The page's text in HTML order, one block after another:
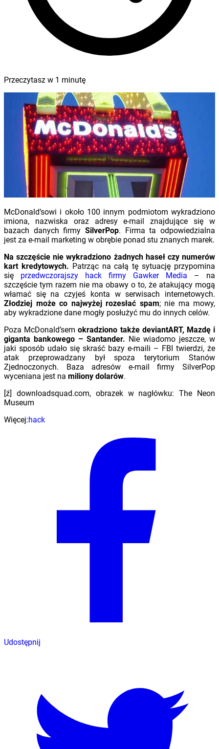
Przeczytasz w 1 minutę
McDonald’sowi i około 100 innym podmiotom wykradziono
imiona, nazwiska oraz adresy e-mail znajdujące się w
bazach danych firmy SilverPop. Firma ta odpowiedzialna
jest za e-mail marketing w obrębie ponad stu znanych marek.
Na szczęście nie wykradziono żadnych haseł czy numerów
kart kredytowych. Patrząc na całą tę sytuację przypomina
się przedwczorajszy hack firmy Gawker Media – na
szczęście tym razem nie ma obawy o to, że atakujący mogą
włamać się na czyjeś konta w serwisach internetowych.
Złodziej może co najwyżej rozesłać spam; nie ma mowy,
aby wykradzione dane mogły posłużyć mu do innych celów.
Poza McDonald’semokradziono także deviantART, Mazdę i
giganta bankowego – Santander. Nie wiadomo jeszcze, w
jaki sposób udało się skraść bazy e-maili – FBI twierdzi, że
atak przeprowadzany był spoza terytorium Stanów
Zjednoczonych. Baza adresów e-mail firmy SilverPop
wyceniana jest na miliony dolarów.
[ź] downloadsquad.com, obrazek w nagłówku: The Neon
Museum
Więcej:hack
Udostępnij